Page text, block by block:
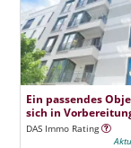
Ein passendes
sich in
DAS Immo Rating